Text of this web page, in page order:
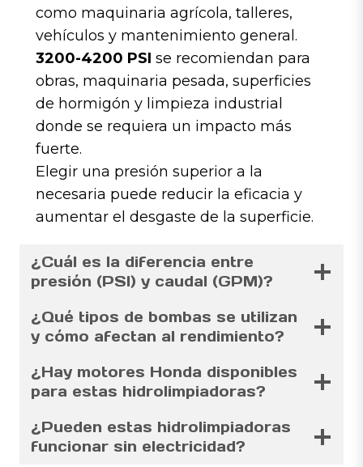
como maquinaria agrícola, talleres,
vehículos y mantenimiento general.
3200-4200 PSI se recomiendan para
obras, maquinaria pesada, superficies
de hormigón y limpieza industrial
donde se requiera un impacto más
fuerte.
Elegir una presión superior a la
necesaria puede reducir la eficacia y
aumentar el desgaste de la superficie.
¿Cuál es la diferencia entre
presión (PSI) y caudal (GPM)?
¿Qué tipos de bombas se utilizan
y cómo afectan al rendimiento?
¿Hay motores Honda disponibles
para estas hidrolimpiadoras?
¿Pueden estas hidrolimpiadoras
funcionar sin electricidad?